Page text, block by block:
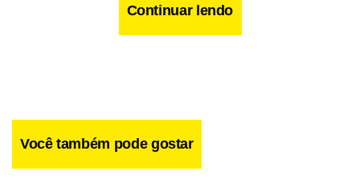
Estadão Conteúdo.
Continuar lendo
Você também pode gostar